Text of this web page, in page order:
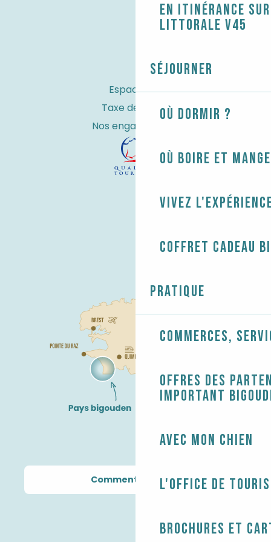
En itinérance
littorale V45
Séjourner
Où dormir ?
Où boire et
Vivez
Coffret cadeau
Pratique
Commerces,
Offres des
Important
Avec mon chien
L'Office de
Brochures et
Espace Pro
Taxe de séjour
Nos engagements
Comment venir ?